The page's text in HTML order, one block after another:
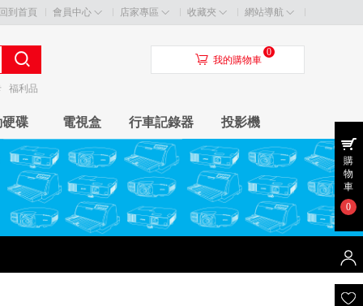
回到首頁 會員中心 店家專區 收藏夾 網站導航
福利品
󰃦 我的購物車
0
碟 電視盒 行車記錄器 投影機
購
物
車
0